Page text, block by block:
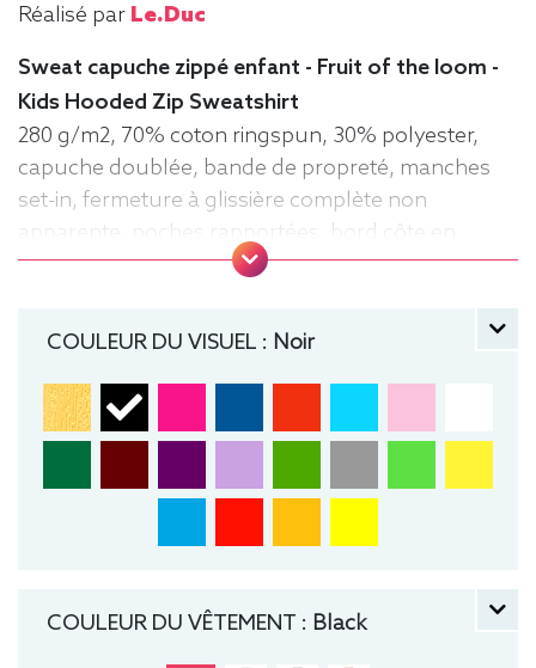
Réalisé par Le.duc
Sweat capuche zippé enfant - Fruit of the loom -
Kids Hooded Zip Sweatshirt
280 g/m2, 70% coton ringspun, 30% polyester,
capuche doublée, bande de propreté, manches
set-in, fermeture à glissière complète non
apparente, poches rapportées, bord côte en
coton/élasthanne à la taille et aux poignets pour
manche longue, Hiver, Fruit of the loom, Enfant,
COULEUR DU VISUEL : Noir
COULEUR DU VÊTEMENT : Black